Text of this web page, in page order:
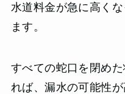
水道料金が急に高く
ます。
すべての蛇口を閉め
れば、漏水の可能性